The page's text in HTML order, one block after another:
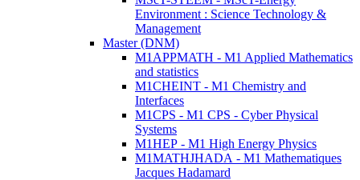
Environment : Science Technology &
Management
Master (DNM)
M1APPMATH - M1 Applied Mathematics
and statistics
M1CHEINT - M1 Chemistry and
Interfaces
M1CPS - M1 CPS - Cyber Physical
Systems
M1HEP - M1 High Energy Physics
M1MATHJHADA - M1 Mathematiques
Jacques Hadamard